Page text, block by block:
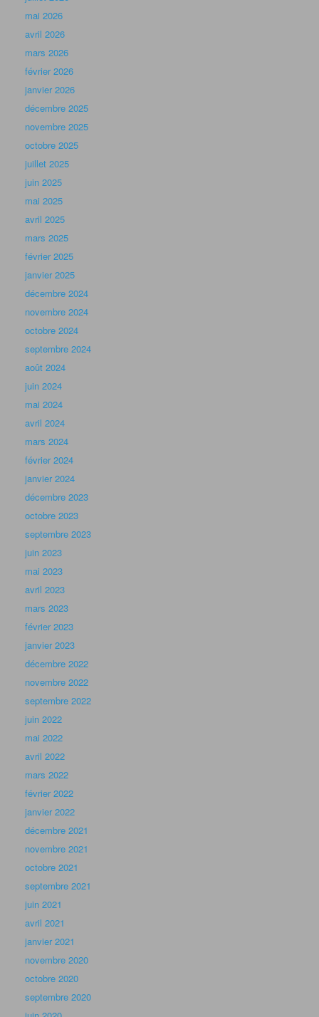
mai 2026
avril 2026
mars 2026
février 2026
janvier 2026
décembre 2025
novembre 2025
octobre 2025
juillet 2025
juin 2025
mai 2025
avril 2025
mars 2025
février 2025
janvier 2025
décembre 2024
novembre 2024
octobre 2024
septembre 2024
août 2024
juin 2024
mai 2024
avril 2024
mars 2024
février 2024
janvier 2024
décembre 2023
octobre 2023
septembre 2023
juin 2023
mai 2023
avril 2023
mars 2023
février 2023
janvier 2023
décembre 2022
novembre 2022
septembre 2022
juin 2022
mai 2022
avril 2022
mars 2022
février 2022
janvier 2022
décembre 2021
novembre 2021
octobre 2021
septembre 2021
juin 2021
avril 2021
janvier 2021
novembre 2020
octobre 2020
septembre 2020